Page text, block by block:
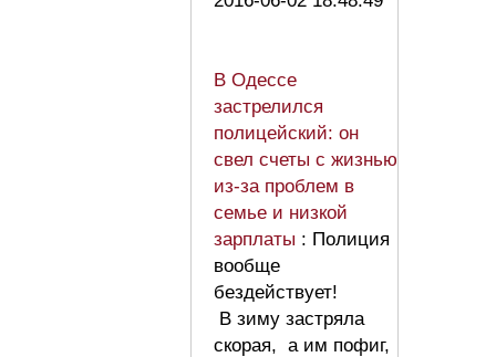
В Одессе
застрелился
полицейский: он
свел счеты с жизнью
из-за проблем в
семье и низкой
зарплаты : Полиция
вообще
бездействует!
В зиму застряла
скорая, а им пофиг,